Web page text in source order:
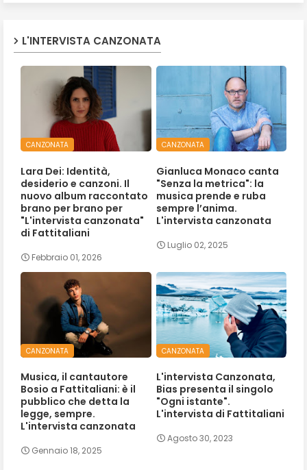
L'INTERVISTA CANZONATA
CANZONATA
Lara Dei: Identità,
desiderio e canzoni. Il
nuovo album raccontato
brano per brano per
"L'intervista canzonata"
di Fattitaliani
Febbraio 01, 2026
CANZONATA
Gianluca Monaco canta
"Senza la metrica": la
musica prende e ruba
sempre l’anima.
L'intervista canzonata
Luglio 02, 2025
CANZONATA
Musica, il cantautore
Bosio a Fattitaliani: è il
pubblico che detta la
legge, sempre.
L'intervista canzonata
Gennaio 18, 2025
CANZONATA
L'intervista Canzonata,
Bias presenta il singolo
"Ogni istante".
L'intervista di Fattitaliani
Agosto 30, 2023